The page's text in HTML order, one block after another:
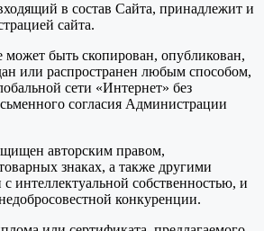
в состав Сайта, принадлежит и
сайта.
может быть скопирован, опубликован,
или распространен любым способом,
сети «Интернет» без
согласия Администрации
авторским правом,
знаках, а также другими
интеллектуальной собственностью, и
конкуренции.